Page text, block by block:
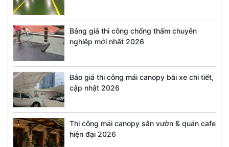
Bảng giá thi công chống thấm chuyên
nghiệp mới nhất 2026
Báo giá thi công mái canopy bãi xe chi tiết,
cập nhật 2026
Thi công mái canopy sân vườn & quán cafe
hiện đại 2026